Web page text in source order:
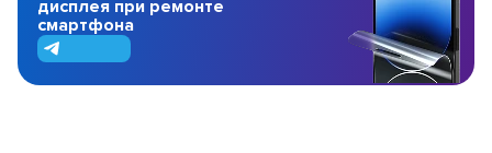
дисплея при ремонте
смартфона